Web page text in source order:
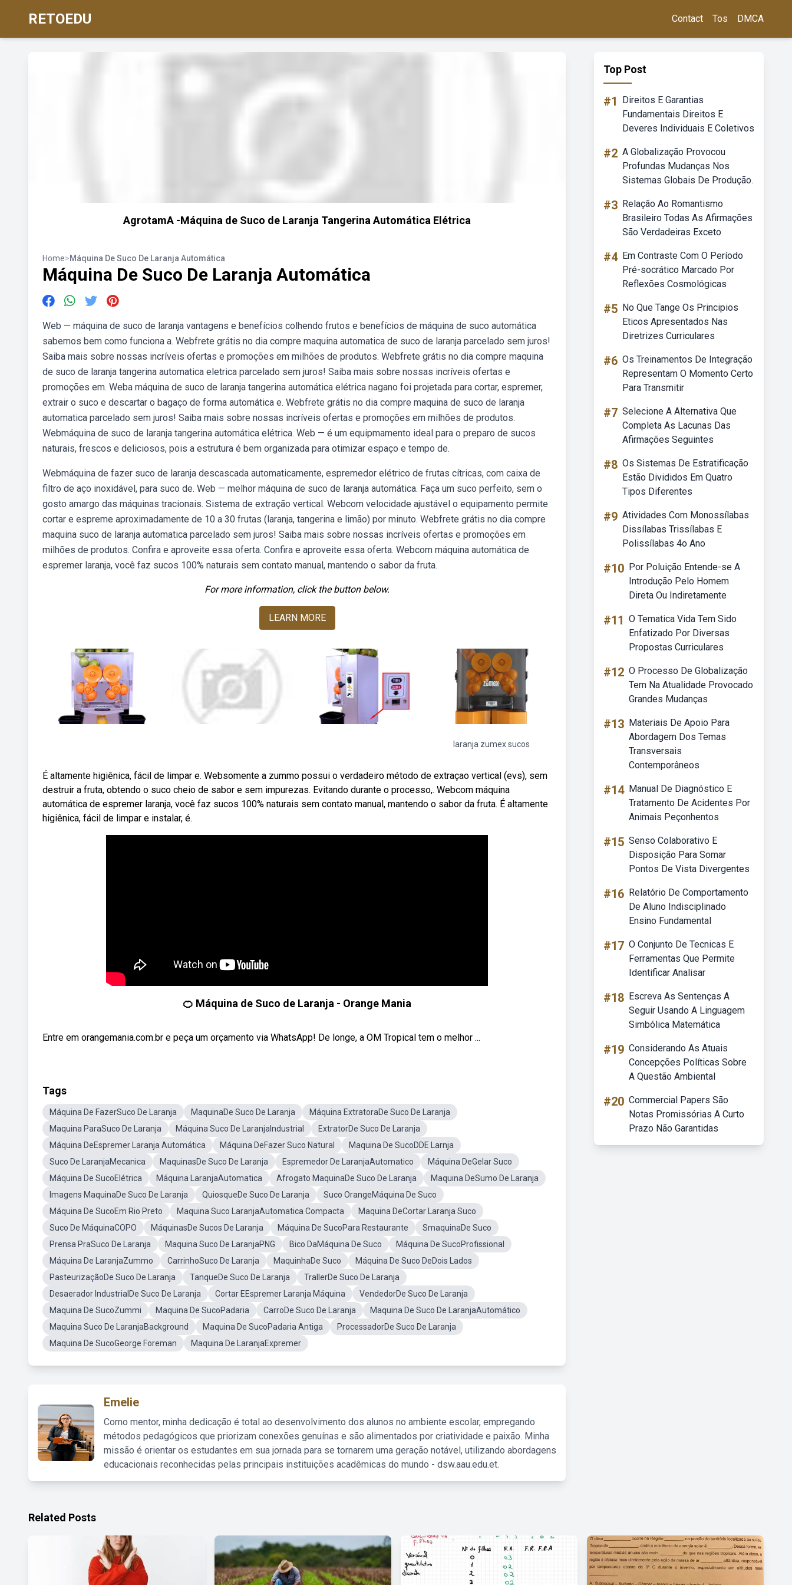
RETOEDU Contact Tos DMCA
AgrotamA -Máquina de Suco de Laranja Tangerina Automática Elétrica
Home>Máquina De Suco De Laranja Automática
Máquina De Suco De Laranja Automática
Web — máquina de suco de laranja vantagens e benefícios colhendo frutos e benefícios de máquina de suco automática
sabemos bem como funciona a. Webfrete grátis no dia compre maquina automatica de suco de laranja parcelado sem juros!
Saiba mais sobre nossas incríveis ofertas e promoções em milhões de produtos. Webfrete grátis no dia compre maquina
de suco de laranja tangerina automatica eletrica parcelado sem juros! Saiba mais sobre nossas incríveis ofertas e
promoções em. Weba máquina de suco de laranja tangerina automática elétrica nagano foi projetada para cortar, espremer,
extrair o suco e descartar o bagaço de forma automática e. Webfrete grátis no dia compre maquina de suco de laranja
automatica parcelado sem juros! Saiba mais sobre nossas incríveis ofertas e promoções em milhões de produtos.
Webmáquina de suco de laranja tangerina automática elétrica. Web — é um equipmamento ideal para o preparo de sucos
naturais, frescos e deliciosos, pois a estrutura é bem organizada para otimizar espaço e tempo de.
Webmáquina de fazer suco de laranja descascada automaticamente, espremedor elétrico de frutas cítricas, com caixa de
filtro de aço inoxidável, para suco de. Web — melhor máquina de suco de laranja automática. Faça um suco perfeito, sem o
gosto amargo das máquinas tracionais. Sistema de extração vertical. Webcom velocidade ajustável o equipamento permite
cortar e espreme aproximadamente de 10 a 30 frutas (laranja, tangerina e limão) por minuto. Webfrete grátis no dia compre
maquina suco de laranja automatica parcelado sem juros! Saiba mais sobre nossas incríveis ofertas e promoções em
milhões de produtos. Confira e aproveite essa oferta. Confira e aproveite essa oferta. Webcom máquina automática de
espremer laranja, você faz sucos 100% naturais sem contato manual, mantendo o sabor da fruta.
For more information, click the button below.
LEARN MORE
laranja zumex sucos
É altamente higiênica, fácil de limpar e. Websomente a zummo possui o verdadeiro método de extraçao vertical (evs), sem
destruir a fruta, obtendo o suco cheio de sabor e sem impurezas. Evitando durante o processo,. Webcom máquina
automática de espremer laranja, você faz sucos 100% naturais sem contato manual, mantendo o sabor da fruta. É altamente
higiênica, fácil de limpar e instalar, é.
🍊 Máquina de Suco de Laranja - Orange Mania
Entre em orangemania.com.br e peça um orçamento via WhatsApp! De longe, a OM Tropical tem o melhor ...
Tags
Máquina De FazerSuco De Laranja MaquinaDe Suco De Laranja
Máquina ExtratoraDe Suco De Laranja
Maquina ParaSuco De Laranja
Máquina Suco De LaranjaIndustrial
ExtratorDe Suco De Laranja
Máquina DeEspremer Laranja Automática
Máquina DeFazer Suco Natural
Maquina De SucoDDE Larnja
Suco De LaranjaMecanica
MaquinasDe Suco De Laranja Espremedor De LaranjaAutomatico
Máquina DeGelar Suco
Máquina De SucoElétrica
Máquina LaranjaAutomatica Afrogato MaquinaDe Suco De Laranja
Maquina DeSumo De Laranja
Imagens MaquinaDe Suco De Laranja
QuiosqueDe Suco De Laranja
Suco OrangeMáquina De Suco
Máquina De SucoEm Rio Preto
Maquina Suco LaranjaAutomatica Compacta
Maquina DeCortar Laranja Suco
Suco De MáquinaCOPO
MáquinasDe Sucos De Laranja Máquina De SucoPara Restaurante
SmaquinaDe Suco
Prensa PraSuco De Laranja
Maquina Suco De LaranjaPNG Bico DaMáquina De Suco
Máquina De SucoProfissional
Máquina De LaranjaZummo
CarrinhoSuco De Laranja MaquinhaDe Suco
Máquina De Suco DeDois Lados
PasteurizaçãoDe Suco De Laranja
TanqueDe Suco De Laranja
TrallerDe Suco De Laranja
Desaerador IndustrialDe Suco De Laranja
Cortar EEspremer Laranja Máquina
VendedorDe Suco De Laranja
Maquina De SucoZummi
Maquina De SucoPadaria CarroDe Suco De Laranja
Maquina De Suco De LaranjaAutomático
Maquina Suco De LaranjaBackground
Maquina De SucoPadaria Antiga
ProcessadorDe Suco De Laranja
Maquina De SucoGeorge Foreman
Maquina De LaranjaExpremer
Emelie
Como mentor, minha dedicação é total ao desenvolvimento dos alunos no ambiente escolar, empregando
métodos pedagógicos que priorizam conexões genuínas e são alimentados por criatividade e paixão. Minha
missão é orientar os estudantes em sua jornada para se tornarem uma geração notável, utilizando abordagens
educacionais reconhecidas pelas principais instituições acadêmicas do mundo - dsw.aau.edu.et.
Top Post
#1
Direitos E Garantias
Fundamentais Direitos E
Deveres Individuais E Coletivos
#2 A Globalização Provocou
Profundas Mudanças Nos
Sistemas Globais De Produção.
#3 Relação Ao Romantismo
Brasileiro Todas As Afirmações
São Verdadeiras Exceto
#4 Em Contraste Com O Período
Pré-socrático Marcado Por
Reflexões Cosmológicas
#5 No Que Tange Os Principios
Eticos Apresentados Nas
Diretrizes Curriculares
#6 Os Treinamentos De Integração
Representam O Momento Certo
Para Transmitir
#7 Selecione A Alternativa Que
Completa As Lacunas Das
Afirmações Seguintes
#8 Os Sistemas De Estratificação
Estão Divididos Em Quatro
Tipos Diferentes
#9 Atividades Com Monossílabas
Dissílabas Trissílabas E
Polissílabas 4o Ano
#10 Por Poluição Entende-se A
Introdução Pelo Homem
Direta Ou Indiretamente
#11 O Tematica Vida Tem Sido
Enfatizado Por Diversas
Propostas Curriculares
#12 O Processo De Globalização
Tem Na Atualidade Provocado
Grandes Mudanças
#13 Materiais De Apoio Para
Abordagem Dos Temas
Transversais
Contemporâneos
#14 Manual De Diagnóstico E
Tratamento De Acidentes Por
Animais Peçonhentos
#15 Senso Colaborativo E
Disposição Para Somar
Pontos De Vista Divergentes
#16 Relatório De Comportamento
De Aluno Indisciplinado
Ensino Fundamental
#17 O Conjunto De Tecnicas E
Ferramentas Que Permite
Identificar Analisar
#18 Escreva As Sentenças A
Seguir Usando A Linguagem
Simbólica Matemática
#19 Considerando As Atuais
Concepções Políticas Sobre
A Questão Ambiental
#20 Commercial Papers São
Notas Promissórias A Curto
Prazo Não Garantidas
Related Posts